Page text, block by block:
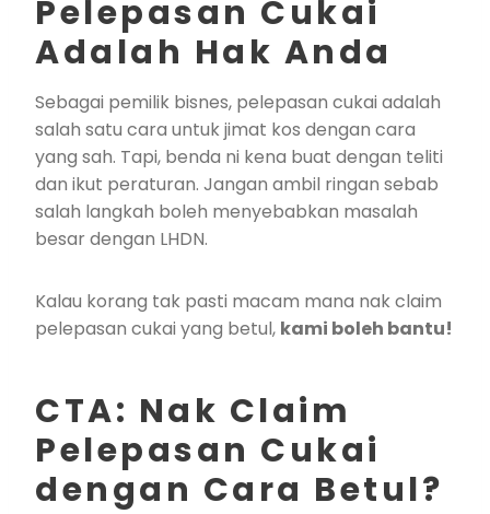
Pelepasan Cukai
Adalah Hak Anda
Sebagai pemilik bisnes, pelepasan cukai adalah
salah satu cara untuk jimat kos dengan cara
yang sah. Tapi, benda ni kena buat dengan teliti
dan ikut peraturan. Jangan ambil ringan sebab
salah langkah boleh menyebabkan masalah
besar dengan LHDN.
Kalau korang tak pasti macam mana nak claim
pelepasan cukai yang betul, kami boleh bantu!
CTA: Nak Claim
Pelepasan Cukai
dengan Cara Betul?